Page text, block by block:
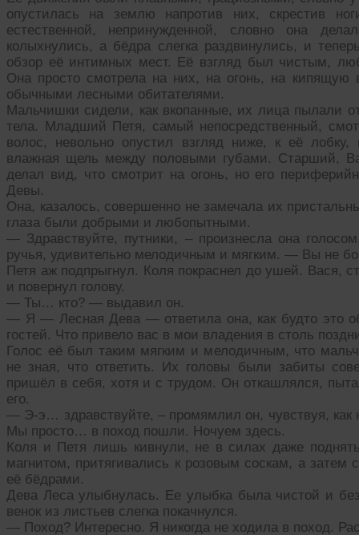
опустилась на землю напротив них, скрестив
естественной, непринужденной, словно она
колыхнулись, а бёдра слегка раздвинулись, и
обзор её интимных мест. Её взгляд был чистым,
Она просто смотрела на них, на огонь, на
обычными лесными обитателями.
Мальчишки сидели, как вкопанные, их лица пылали
тела. Младший Петя, самый непосредственный,
волос, невольно опустил взгляд ниже, к её лобку,
влажная щель между половыми губами. Старший,
делал вид, что смотрит на огонь, но его
Девы.
Она, казалось, совершенно не замечала их
глаза были добрыми и любопытными.
— Здравствуйте, путники, – произнесла она
ручья, удивительно мелодичным и мягким. — Вы не
Петя аж подпрыгнул. Коля покраснел до ушей. Вася,
и повернул голову.
— Ты… кто? — выдавил он.
— Я — Лесная Дева — ответила она, как будто это
гостей. Что привело вас в мои владения в столь
Голос её был таким мягким и мелодичным, что
не зная, что ответить. Их головы были забиты
пришёл в себя, хотя и с трудом. Он откашлялся,
его.
— Э-э… здравствуйте, – промямлил он, чувствуя,
Мы просто… в поход пошли. Ночуем здесь.
Коля и Петя лишь кивнули, не в силах даже
магнитом, притягивались к розовым соскам, а
её бёдрами.
Дева Леса улыбнулась. Ее улыбка была чистой и
венок из листьев слегка покачнулся.
— Поход? Интересно. Я никогда не ходила в поход.